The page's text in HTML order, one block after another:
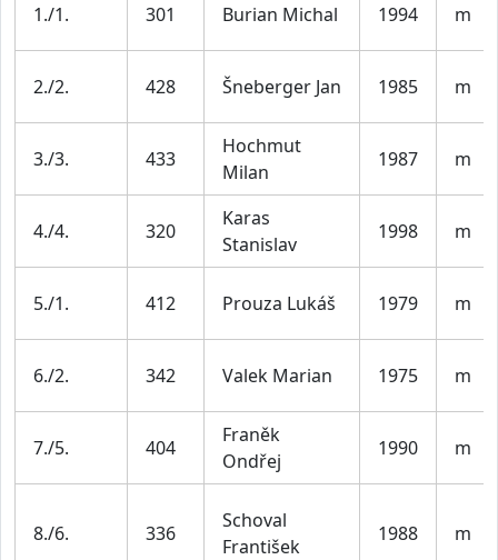
1./1. 301 Burian Michal 1994 m
2./2. 428 Šneberger Jan 1985 m
3./3. 433
Hochmut
Milan
1987 m
4./4. 320
Karas
Stanislav
1998 m
5./1. 412 Prouza Lukáš 1979 m
6./2. 342 Valek Marian 1975 m
7./5. 404
Franěk
Ondřej
1990 m
8./6. 336
Schoval
František
1988 m